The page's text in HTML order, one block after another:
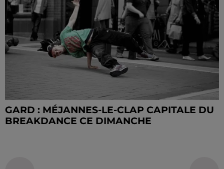
GARD : MÉJANNES-LE-CLAP CAPITALE DU
BREAKDANCE CE DIMANCHE